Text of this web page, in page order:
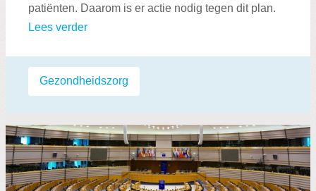
patiënten. Daarom is er actie nodig tegen dit plan.
Lees verder
Labels:
Gezondheidszorg